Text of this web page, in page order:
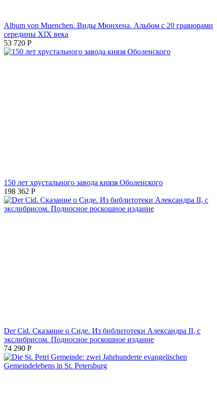
Album von Muenchen. Виды Мюнхена. Альбом с 20 гравюрами
середины XIX века
53 720 Р
150 лет хрустального завода князя Оболенского
198 362 Р
Der Cid. Сказание о Сиде. Из библитотеки Александра II, с
экслибрисом. Подносное роскошное издание
74 290 Р